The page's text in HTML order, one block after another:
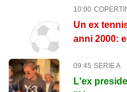
10:00
Un ex
anni 2000:
09:45 SERIE A
L'ex